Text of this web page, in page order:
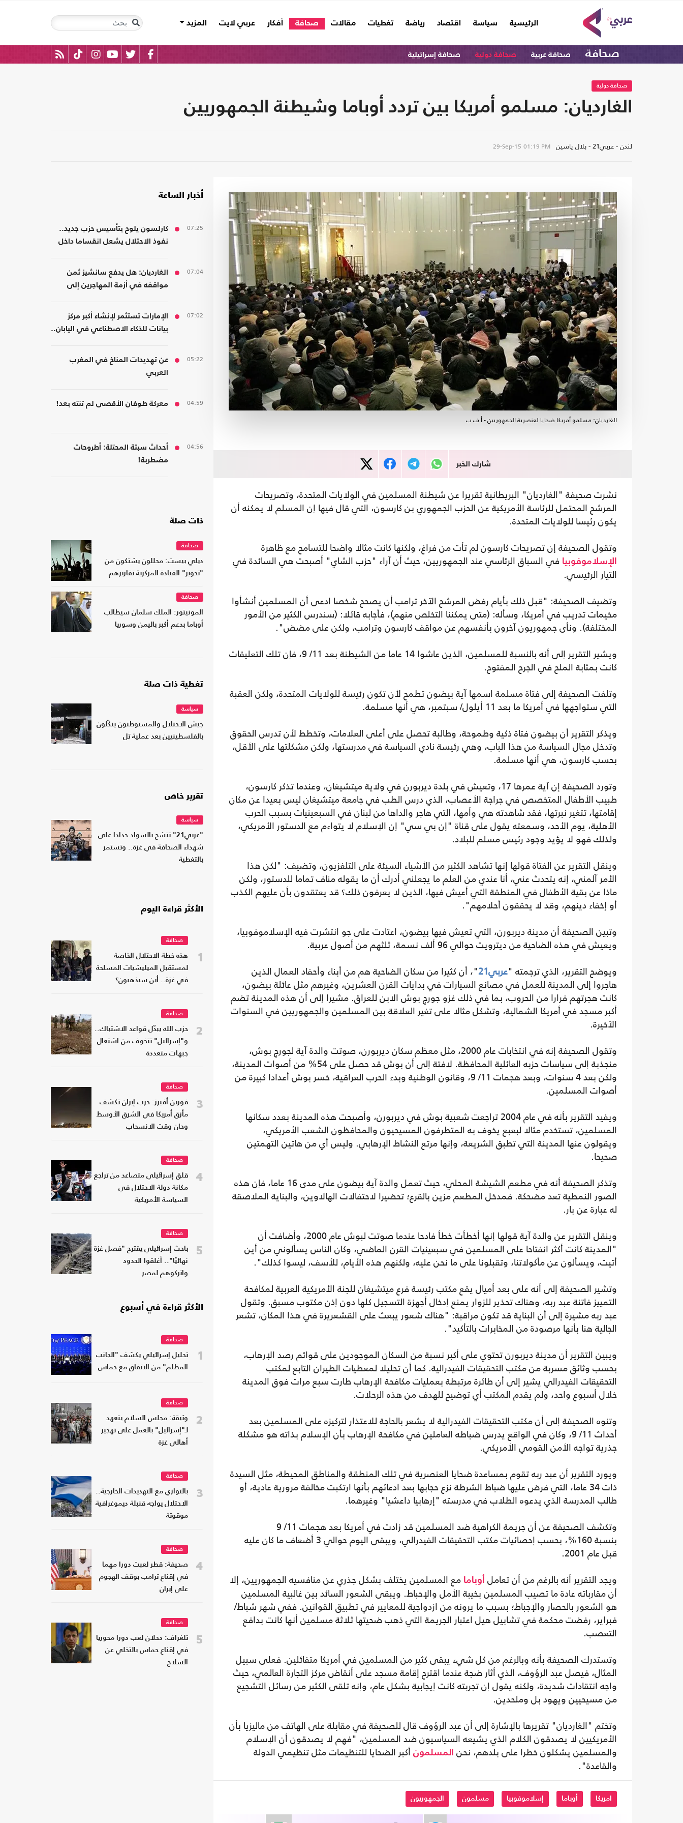
الرئيسية
(current) سياسة اقتصاد رياضة تغطيات مقالات صحافة أفكار عربي لايت المزيد
صحافة صحافة عربية صحافة دولية صحافة إسرائيلية
صحافة دولية
الغارديان: مسلمو أمريكا بين تردد أوباما وشيطنة الجمهوريين
لندن - عربي21 - بلال ياسين 29-Sep-15 01:19 PM
الغارديان: مسلمو أمريكا ضحايا لعنصرية الجمهوريين - أ ف ب
شارك الخبر
نشرت صحيفة "الغارديان" البريطانية تقريرا عن شيطنة المسلمين في الولايات المتحدة، وتصريحات
المرشح المحتمل للرئاسة الأمريكية عن الحزب الجمهوري بن كارسون، التي قال فيها إن المسلم لا يمكنه أن
يكون رئيسا للولايات المتحدة.
وتقول الصحيفة إن تصريحات كارسون لم تأت من فراغ، ولكنها كانت مثالا واضحا للتسامح مع ظاهرة
الإسلاموفوبيا في السباق الرئاسي عند الجمهوريين، حيث أن آراء "حزب الشاي" أصبحت هي السائدة في
التيار الرئيسي.
وتضيف الصحيفة: "قبل ذلك بأيام رفض المرشح الآخر ترامب أن يصحح شخصا ادعى أن المسلمين أنشأوا
مخيمات تدريب في أمريكا، وسأله: (متى يمكننا التخلص منهم)، فأجابه قائلا: (سندرس الكثير من الأمور
المختلفة). ونأى جمهوريون آخرون بأنفسهم عن مواقف كارسون وترامب، ولكن على مضض".
ويشير التقرير إلى أنه بالنسبة للمسلمين، الذين عاشوا 14 عاما من الشيطنة بعد 11/ 9، فإن تلك التعليقات
كانت بمثابة الملح في الجرح المفتوح.
وتلفت الصحيفة إلى فتاة مسلمة اسمها آية بيضون تطمح لأن تكون رئيسة للولايات المتحدة، ولكن العقبة
التي ستواجهها في أمريكا ما بعد 11 أيلول/ سبتمبر، هي أنها مسلمة.
ويذكر التقرير أن بيضون فتاة ذكية وطموحة، وطالبة تحصل على أعلى العلامات، وتخطط لأن تدرس الحقوق
وتدخل مجال السياسة من هذا الباب، وهي رئيسة نادي السياسة في مدرستها، ولكن مشكلتها على الأقل،
بحسب كارسون، هي أنها مسلمة.
وتورد الصحيفة إن آية عمرها 17، وتعيش في بلدة ديربورن في ولاية ميتشيغان، وعندما تذكر كارسون،
طبيب الأطفال المتخصص في جراجة الأعصاب، الذي درس الطب في جامعة ميتشيغان ليس بعيدا عن مكان
إقامتها، تتغير نبرتها، فقد شاهدته هي وأمها، التي هاجر والداها من لبنان في السبعينيات بسبب الحرب
الأهلية، يوم الأحد، وسمعته يقول على قناة "إن بي سي" إن الإسلام لا يتواءم مع الدستور الأمريكي،
ولذلك فهو لا يؤيد وجود رئيس مسلم للبلاد.
وينقل التقرير عن الفتاة قولها إنها تشاهد الكثير من الأشياء السيئة على التلفزيون، وتضيف: "لكن هذا
الأمر آلمني، إنه يتحدث عني، أنا عندي من العلم ما يجعلني أدرك أن ما يقوله مناف تماما للدستور، ولكن
ماذا عن بقية الأطفال في المنطقة التي أعيش فيها، الذين لا يعرفون ذلك؟ قد يعتقدون بأن عليهم الكذب
أو إخفاء دينهم، وقد لا يحققون أحلامهم".
وتبين الصحيفة أن مدينة ديربورن، التي تعيش فيها بيضون، اعتادت على جو انتشرت فيه الإسلاموفوبيا،
ويعيش في هذه الضاحية من ديترويت حوالي 96 ألف نسمة، ثلثهم من أصول عربية.
ويوضح التقرير، الذي ترجمته "عربي21
"، أن كثيرا من سكان الضاحية هم من أبناء وأحفاد العمال الذين
هاجروا إلى المدينة للعمل في مصانع السيارات في بدايات القرن العشرين، وغيرهم مثل عائلة بيضون،
كانت هجرتهم فرارا من الحروب، بما في ذلك غزو جورج بوش الابن للعراق. مشيرا إلى أن هذه المدينة تضم
أكبر مسجد في أمريكا الشمالية، وتشكل مثالا على تغير العلاقة بين المسلمين والجمهوريين في السنوات
الآخيرة.
وتقول الصحيفة إنه في انتخابات عام 2000، مثل معظم سكان ديربورن، صوتت والدة آية لجورج بوش،
منجذبة إلى سياسات حزبه العائلية المحافظة. لافتة إلى أن بوش قد حصل على 54% من أصوات المدينة،
ولكن بعد 4 سنوات، وبعد هجمات 11/ 9، وقانون الوطنية وبدء الحرب العراقية، خسر بوش أعدادا كبيرة من
أصوات المسلمين.
ويفيد التقرير بأنه في عام 2004 تراجعت شعبية بوش في ديربورن، وأصبحت هذه المدينة بعدد سكانها
المسلمين، تستخدم مثالا لبعبع يخوف به المتطرفون المسيحيون والمحافظون الشعب الأمريكي،
ويقولون عنها المدينة التي تطبق الشريعة، وإنها مرتع النشاط الإرهابي. وليس أي من هاتين التهمتين
صحيحا.
وتذكر الصحيفة أنه في مطعم الشيشة المحلي، حيث تعمل والدة آية بيضون على مدى 16 عاما، فإن هذه
الصور النمطية تعد مضحكة. فمدخل المطعم مزين بالقرع؛ تحضيرا لاحتفالات الهالاوين، والبناية الملاصقة
له عبارة عن بار.
وينقل التقرير عن والدة آية قولها إنها أخطأت خطأ فادحا عندما صوتت لبوش عام 2000، وأضافت أن
"المدينة كانت أكثر انفتاحا على المسلمين في سبعينيات القرن الماضي، وكان الناس يسألوني من أين
أتيت، ويسألون عن مأكولاتنا، وتقبلونا على ما نحن عليه، ولكنهم هذه الأيام، للأسف، ليسوا كذلك".
وتشير الصحيفة إلى أنه على بعد أميال يقع مكتب رئيسة فرع ميتشيغان للجنة الأمريكية العربية لمكافحة
التمييز فاتنة عبد ربه، وهناك تحذير للزوار يمنع إدخال أجهزة التسجيل كلها دون إذن مكتوب مسبق. وتقول
عبد ربه مشيرة إلى أن البناية قد تكون مراقبة: "هناك شعور يبعث على القشعريرة في هذا المكان، تشعر
الجالية هنا بأنها مرصودة من المخابرات بالتأكيد".
ويبين التقرير أن مدينة ديربورن تحتوي على أكبر نسبة من السكان الموجودين على قوائم رصد الإرهاب،
بحسب وثائق مسربة من مكتب التحقيقات الفيدرالية. كما أن تحليلا لمعطيات الطيران التابع لمكتب
التحقيقات الفيدرالي يشير إلى أن طائرة مرتبطة بعمليات مكافحة الإرهاب طارت سبع مرات فوق المدينة
خلال أسبوع واحد، ولم يقدم المكتب أي توضيح للهدف من هذه الرحلات.
وتنوه الصحيفة إلى أن مكتب التحقيقات الفيدرالية لا يشعر بالحاجة للاعتذار لتركيزه على المسلمين بعد
أحداث 11/ 9، وكان في الواقع يدرس ضباطه العاملين في مكافحة الإرهاب بأن الإسلام بذاته هو مشكلة
جذرية تواجه الأمن القومي الأمريكي.
ويورد التقرير أن عبد ربه تقوم بمساعدة ضحايا العنصرية في تلك المنطقة والمناطق المحيطة، مثل السيدة
ذات 34 عاما، التي فرض عليها ضباط الشرطة نزع حجابها بعد ادعائهم بأنها ارتكبت مخالفة مرورية عادية، أو
طالب المدرسة الذي يدعوه الطلاب في مدرسته "إرهابيا داعشيا" وغيرهما.
وتكشف الصحيفة عن أن جريمة الكراهية ضد المسلمين قد زادت في أمريكا بعد هجمات 11/ 9
بنسبة 160%، بحسب إحصائيات مكتب التحقيقات الفيدرالي، ويبقى اليوم حوالي 3 أضعاف ما كان عليه
قبل عام 2001.
ويجد التقرير أنه بالرغم من أن تعامل
أوباما مع المسلمين يختلف بشكل جذري عن منافسيه الجمهوريين، إلا
أن مقارباته عادة ما تصيب المسلمين بخيبة الأمل والإحباط. ويبقى الشعور السائد بين غالبية المسلمين
هو الشعور بالحصار والإجباط؛ بسبب ما يرونه من ازدواجية للمعايير في تطبيق القوانين. ففي شهر شباط/
فبراير، رفضت محكمة في تشابيل هيل اعتبار الجريمة التي ذهب ضحيتها ثلاثة مسلمين أنها كانت بدافع
التعصب.
وتستدرك الصحيفة بأنه وبالرغم من كل شيء يبقى كثير من المسلمين في أمريكا متفائلين. فعلى سبيل
المثال، فيصل عبد الرؤوف، الذي أثار ضجة عندما اقترح إقامة مسجد على أنقاض مركز التجارة العالمي، حيث
واجه انتقادات شديدة، ولكنه يقول إن تجربته كانت إيجابية بشكل عام، وإنه تلقى الكثير من رسائل التشجيع
من مسيحيين ويهود بل وملحدين.
وتختم "الغارديان" تقريرها بالإشارة إلى أن عبد الرؤوف قال للصحيفة في مقابلة على الهاتف من ماليزيا بأن
الأمريكيين لا يصدقون الكلام الذي يشيعه السياسيون ضد المسلمين، "فهم لا يصدقون أن الإسلام
والمسلمين يشكلون خطرا على بلدهم، نحن
المسلمون أكبر الضحايا للتنظيمات مثل تنظيمي الدولة
والقاعدة".
امريكا أوباما إسلاموفوبيا مسلمون الجمهوريون
أخبار الساعة
07:25
كارلسون يلوح بتأسيس حزب جديد..
نفوذ الاحتلال يشعل انقساما داخل
07:04
الغارديان: هل يدفع سانشيز ثمن
مواقفه في أزمة المهاجرين إلى
07:02
الإمارات تستثمر لإنشاء أكبر مركز
بيانات للذكاء الاصطناعي في اليابان..
05:22
عن تهديدات المناخ في المغرب
العربي
04:59 معركة طوفان الأقصى لم تنته بعد!
04:56
أحداث سبتة المحتلة: أطروحات
مضطربة!
ذات صلة
صحافة
ديلي بيست: محللون يشتكون من
"تحوير" القيادة المركزية تقاريرهم
صحافة
المونيتور: الملك سلمان سيطالب
أوباما بدعم أكبر باليمن وسوريا
تغطية ذات صلة
سياسة
جيش الاحتلال والمستوطنون ينكّلون
بالفلسطينيين بعد عملية تل
تقرير خاص
سياسة
"عربي21" تتشح بالسواد حدادا على
شهداء الصحافة في غزة.. وتستمر
بالتغطية
الأكثر قراءة اليوم
1
صحافة
هذه خطة الاحتلال الخاصة
لمستقبل الميليشيات المسلحة
في غزة.. أين سيذهبون؟
2
صحافة
حزب الله يبدّل قواعد الاشتباك..
و"إسرائيل" تتخوف من اشتعال
جبهات متعددة
3
صحافة
فورين أفيرز: حرب إيران تكشف
مأزق أمريكا في الشرق الأوسط
وحان وقت الانسحاب
4
صحافة
قلق إسرائيلي متصاعد من تراجع
مكانة دولة الاحتلال في
السياسة الأمريكية
5
صحافة
باحث إسرائيلي يقترح "فصل غزة
نهائيًا".. أغلقوا الحدود
واتركوهم لمصر
الأكثر قراءة في أسبوع
1
صحافة
تحليل إسرائيلي يكشف "الجانب
المظلم" من الاتفاق مع حماس
2
صحافة
وثيقة: مجلس السلام يتعهد
لـ"إسرائيل" بالعمل على تهجير
أهالي غزة
3
صحافة
بالتوازي مع التهديدات الخارجية..
الاحتلال يواجه قنبلة ديموغرافية
موقوتة
4
صحافة
صحيفة: قطر لعبت دورا مهما
في إقناع ترامب بوقف الهجوم
على إيران
5
صحافة
تلغراف: دحلان لعب دورا محوريا
في إقناع حماس بالتخلي عن
السلاح